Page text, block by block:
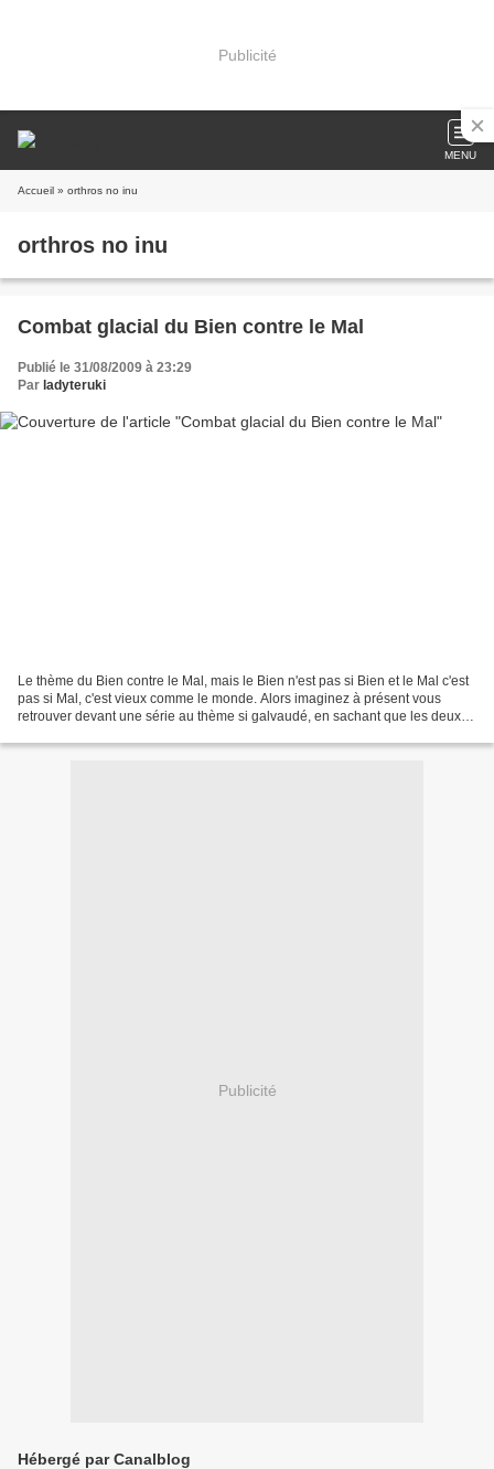
Publicité
MENU
Accueil » orthros no inu
orthros no inu
Combat glacial du Bien contre le Mal
Publié le 31/08/2009 à 23:29
Par ladyteruki
Le thème du Bien contre le Mal, mais le Bien n'est pas si Bien et le Mal c'est
pas si Mal, c'est vieux comme le monde. Alors imaginez à présent vous
retrouver devant une série au thème si galvaudé, en sachant que les deux
Publicité
Hébergé par Canalblog